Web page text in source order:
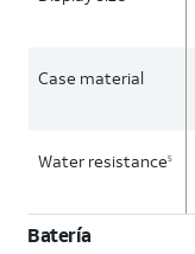
Case material
Water resistance5
Batería